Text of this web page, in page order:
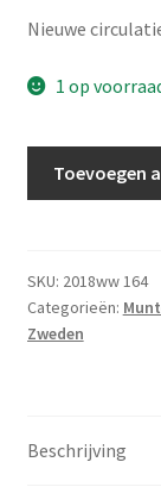
Nieuwe
1 op
aantal
Toevoegen
SKU: 2018ww 164
Categorieën:
Zweden
Beschrijving